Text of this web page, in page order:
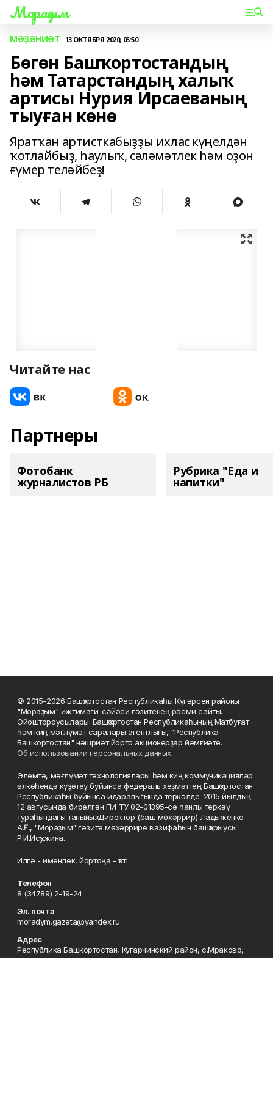
Мораҙым
МӘҘӘНИӘТ 13 ОКТЯБРЯ 2020, 05:50
Бөгөн Башҡортостандың
һәм Татарстандың халыҡ
артисы Нурия Ирсаеваның
тыуған көнө
Яратҡан артисткабыҙҙы ихлас күңелдән
ҡотлайбыҙ, һаулыҡ, сәләмәтлек һәм оҙон
ғүмер теләйбеҙ!
Читайте нас
Партнеры
Фотобанк
журналистов РБ
Рубрика "Еда и
напитки"
© 2015-2026 Башҡортостан Республикаһы Күгәрсен районы
"Мораҙым" ижтимағи-сәйәси гәзитенең рәсми сайты.
Ойоштороусылары: Башҡортостан Республикаһының Матбуғат
һәм киң мәғлүмәт саралары агентлығы, "Республика
Башкортостан" нәшриәт йорто акционерҙар йәмғиәте.
Об использовании персональных данных
Элемтә, мәғлүмәт технологиялары һәм киң коммуникациялар
өлкәһендә күҙәтеү буйынса федераль хеҙмәттең Башҡортостан
Республикаһы буйынса идаралығында теркәлде. 2015 йылдың
12 авгусында бирелгән ПИ ТУ 02-01395-се һанлы теркәү
тураһындағы таныҡлыҡ. Директор (баш мөхәррир) Ладыженко
А.Ғ., "Мораҙым" гәзите мөхәррире вазифаһын башҡарыусы
Р.И.Исҡужина.
Илгә - именлек, йортоңа - ҡот!
Телефон
8 (34789) 2-19-24
Эл. почта
moradym.gazeta@yandex.ru
Адрес
Республика Башкортостан, Кугарчинский район, с.Мраково,
ул.Ленина, 49